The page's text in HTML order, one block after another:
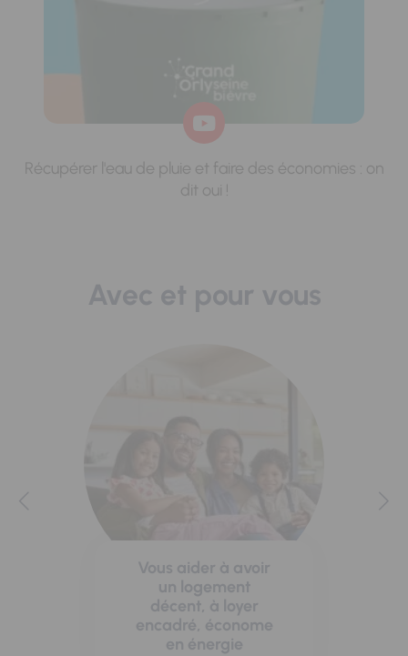
Récupérer l'eau de pluie et faire des économies : on
dit oui !
Avec et pour vous
Vous aider à avoir
un logement
décent, à loyer
encadré, économe
en énergie